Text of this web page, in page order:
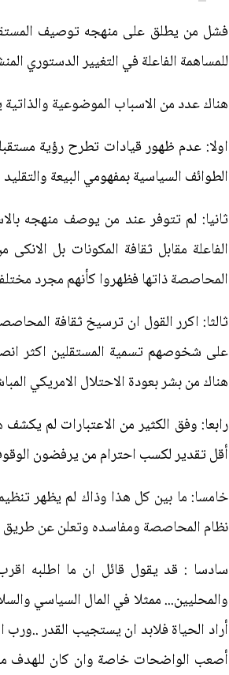
فشل من يطلق على منهجه توصيف
للمساهمة الفاعلة في التغيير الدستوري
هناك عدد من الاسباب الموضوعية
اولا: عدم ظهور قيادات تطرح رؤية
الطوائف السياسية بمفهومي البيعة
ثانيا: لم تتوفر عند من يوصف منهجه
الفاعلة مقابل ثقافة المكونات بل
المحاصصة ذاتها فظهروا كأنهم مجرد
ثالثا: اكرر القول ان ترسيخ ثقافة
على شخوصهم تسمية المستقلين اكثر
هناك من بشر بعودة الاحتلال الامريكي
رابعا: وفق الكثير من الاعتبارات لم يكشف
أقل تقدير لكسب احترام من يرفضون
خامسا: ما بين كل هذا وذاك لم يظهر
نظام المحاصصة ومفاسده وتعلن عن طريق
سادسا : قد يقول قائل ان ما اطلبه
والمحليين... ممثلا في المال السياسي
أراد الحياة فلابد ان يستجيب القدر
أصعب الواضحات خاصة وان كان للهدف